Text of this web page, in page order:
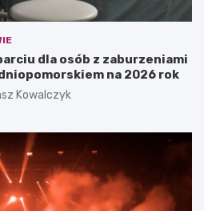
dla osób z zaburzeniami
na 2026 rok
Kowalczyk